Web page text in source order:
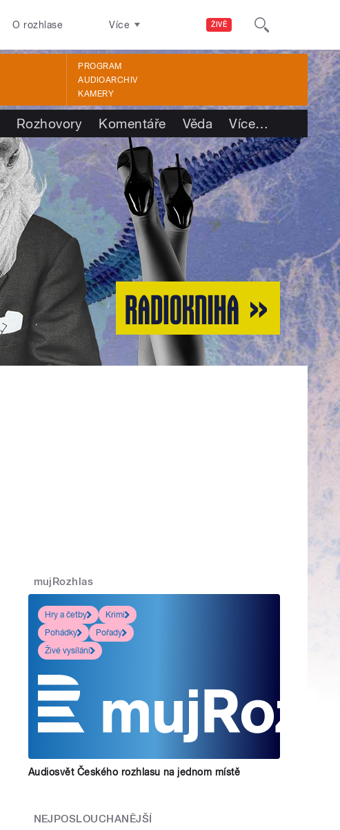
ŽIVĚ
O rozhlase Více
PROGRAM
AUDIOARCHIV
KAMERY
Rozhovory Komentáře Věda Více…
mujRozhlas
Hry a četby
Krimi
Pohádky
Pořady
Živé vysílání
Audiosvět Českého rozhlasu na jednom místě
NEJPOSLOUCHANĚJŠÍ